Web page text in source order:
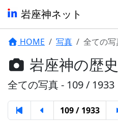
岩座神ネット
HOME 写真 全ての写
岩座神の歴
全ての写真 - 109 / 1933
109 / 1933